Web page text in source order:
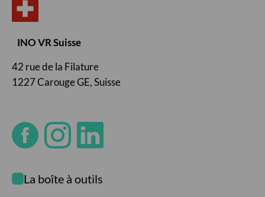
INO VR Suisse
42 rue de la Filature
1227 Carouge GE, Suisse
La boîte à outils